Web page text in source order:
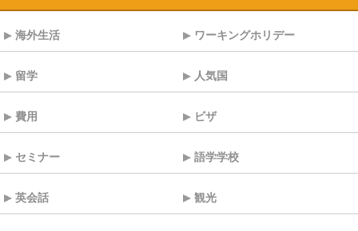
海外生活 ワーキングホリデー
留学 人気国
費用 ビザ
セミナー 語学学校
英会話 観光